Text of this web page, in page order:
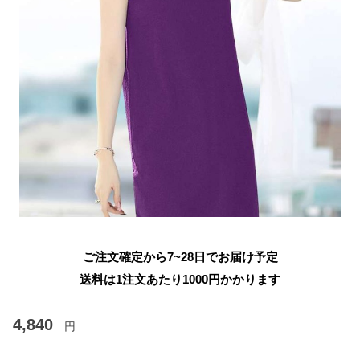
ご注文確定から7~28日でお届け予定
送料は1注文あたり 1000円かかります
4,840 円